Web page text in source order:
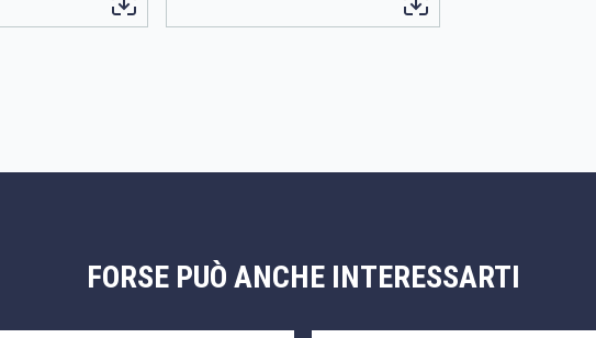
FORSE PUÒ ANCHE INTERESSARTI